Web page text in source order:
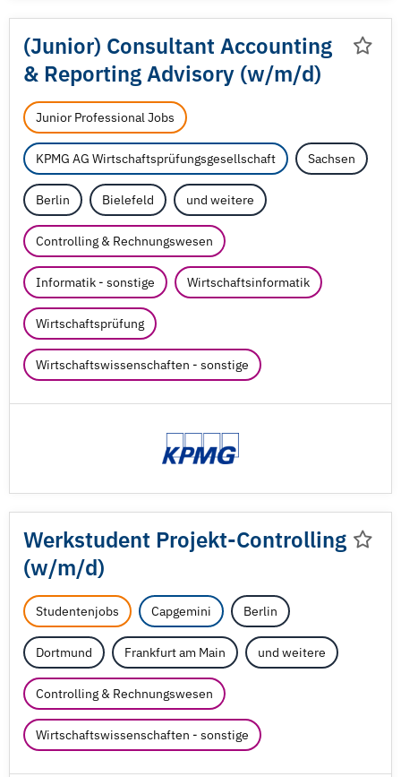
(Junior) Consultant Accounting
& Reporting Advisory (w/m/d)
Junior Professional Jobs
KPMG AG Wirtschaftsprüfungsgesellschaft Sachsen
Berlin Bielefeld und weitere
Controlling & Rechnungswesen
Informatik - sonstige Wirtschaftsinformatik
Wirtschaftsprüfung
Wirtschaftswissenschaften - sonstige
Werkstudent Projekt-Controlling
(w/m/d)
Studentenjobs Capgemini Berlin
Dortmund Frankfurt am Main und weitere
Controlling & Rechnungswesen
Wirtschaftswissenschaften - sonstige